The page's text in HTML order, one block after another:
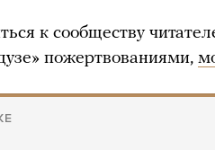
к сообществу
пожертвованиями,